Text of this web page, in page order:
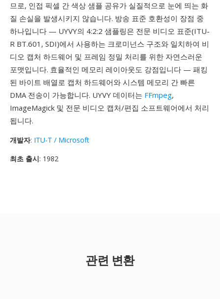
므로, 인접 픽셀 간 색상 샘플 공유가 실질적으로 눈에 띄는 화
질 손실을 발생시키지 않습니다. 방송 표준 호환성이 장점 중
하나입니다 — UYVY의 4:2:2 샘플링은 전문 비디오 표준(ITU-
R BT.601, SDI)에서 사용하는 크로미넌스 구조와 일치하여 비
디오 캡처 하드웨어 및 프레임 정밀 처리를 위한 자연스러운
포맷입니다. 효율적인 메모리 레이아웃도 강점입니다 — 패킹
된 바이트 배열로 캡처 하드웨어와 시스템 메모리 간 빠른
DMA 전송이 가능합니다. UYVY 데이터는 FFmpeg,
ImageMagick 및 전문 비디오 캡처/편집 소프트웨어에서 처리
됩니다.
개발자: ITU-T / Microsoft
최초 출시: 1982
관련 변환